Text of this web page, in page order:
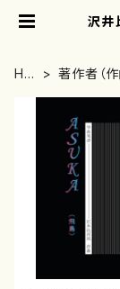
沢井
HO
著作者（作